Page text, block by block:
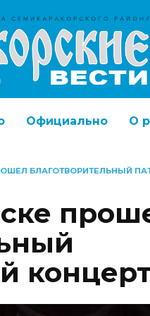
Официально О
БЛАГОТВОРИТЕЛЬНЫЙ